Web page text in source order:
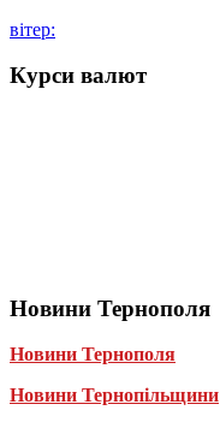
вітер:
Курси валют
Новини Тернополя
Новини Тернополя
Новини Тернопільщини